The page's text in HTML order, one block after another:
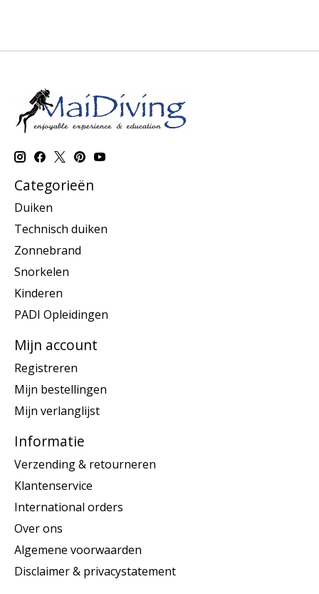
Categorieën
Duiken
Technisch duiken
Zonnebrand
Snorkelen
Kinderen
PADI Opleidingen
Mijn account
Registreren
Mijn bestellingen
Mijn verlanglijst
Informatie
Verzending & retourneren
Klantenservice
International orders
Over ons
Algemene voorwaarden
Disclaimer & privacystatement